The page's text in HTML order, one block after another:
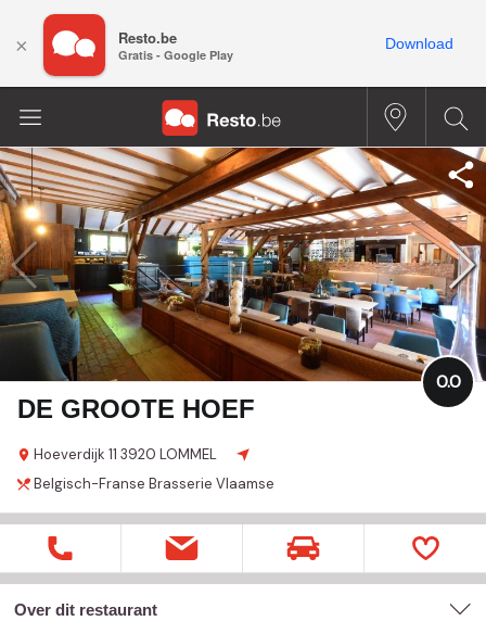
DE GROOTE HOEF
Hoeverdijk 11 3920 LOMMEL
0.0
Belgisch-Franse Brasserie Vlaamse
Over dit restaurant
× Resto.be
Gratis - Google Play
Download